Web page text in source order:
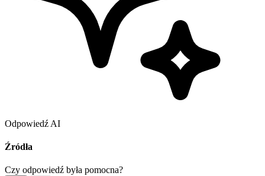
Odpowiedź AI
Źródła
Czy odpowiedź była pomocna?